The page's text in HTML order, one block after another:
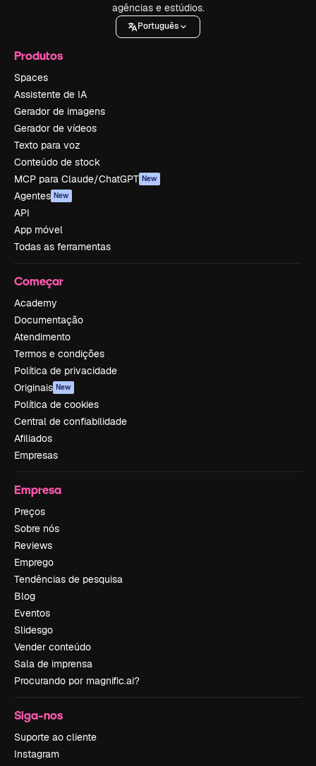
agências e estúdios.
Português
Produtos
Spaces
Assistente de IA
Gerador de imagens
Gerador de vídeos
Texto para voz
Conteúdo de stock
MCP para Claude/ChatGPT New
Agentes New
API
App móvel
Todas as ferramentas
Começar
Academy
Documentação
Atendimento
Termos e condições
Política de privacidade
Originais New
Política de cookies
Central de confiabilidade
Afiliados
Empresas
Empresa
Preços
Sobre nós
Reviews
Emprego
Tendências de pesquisa
Blog
Eventos
Slidesgo
Vender conteúdo
Sala de imprensa
Procurando por magnific.ai?
Siga-nos
Suporte ao cliente
Instagram